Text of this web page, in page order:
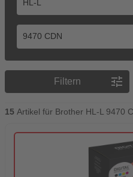
Filtern tune
Preisreihenfolge
15 Artikel für Brother HL-L 9470